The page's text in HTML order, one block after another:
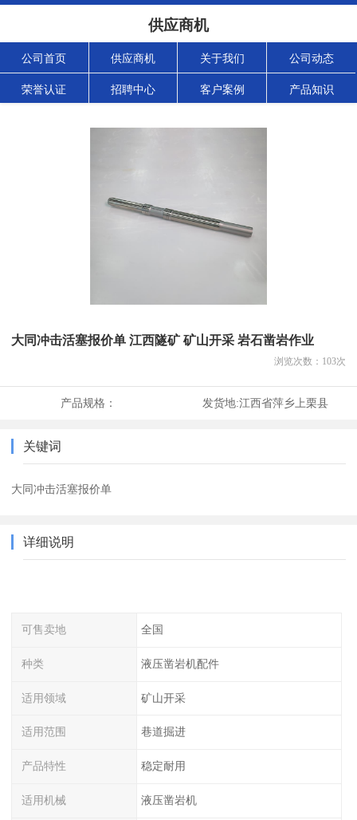
供应商机
公司首页 供应商机 关于我们 公司动态
荣誉认证 招聘中心 客户案例 产品知识
大同冲击活塞报价单 江西隧矿 矿山开采 岩石凿岩作业
浏览次数： 103次
产品规格： 发货地:江西省萍乡上栗县
关键词
大同冲击活塞报价单
详细说明
可售卖地 全国
种类 液压凿岩机配件
适用领域 矿山开采
适用范围 巷道掘进
产品特性 稳定耐用
适用机械 液压凿岩机